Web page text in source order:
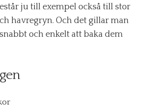
ju till exempel också till stor
havregryn. Och det gillar man
och enkelt att baka dem